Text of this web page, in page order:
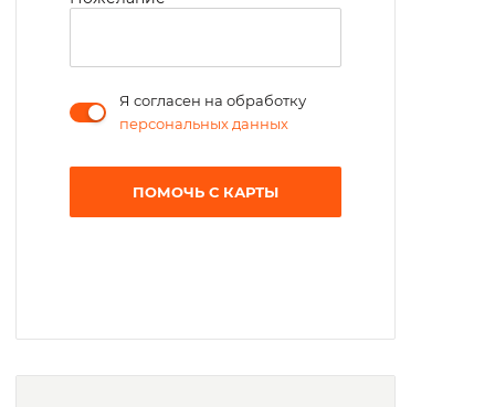
Я согласен на обработку
персональных данных
ПОМОЧЬ С КАРТЫ